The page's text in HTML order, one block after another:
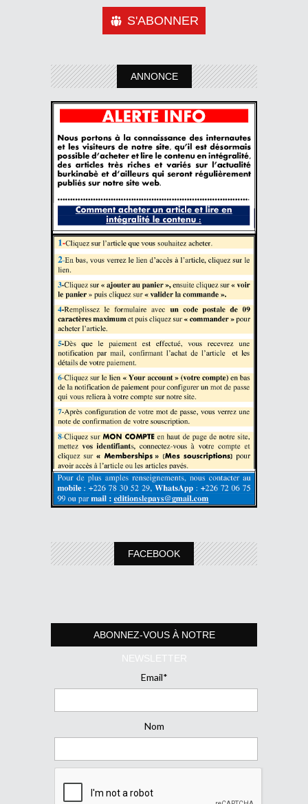
S'ABONNER
ANNONCE
FACEBOOK
ABONNEZ-VOUS À NOTRE
NEWSLETTER
Email*
Nom